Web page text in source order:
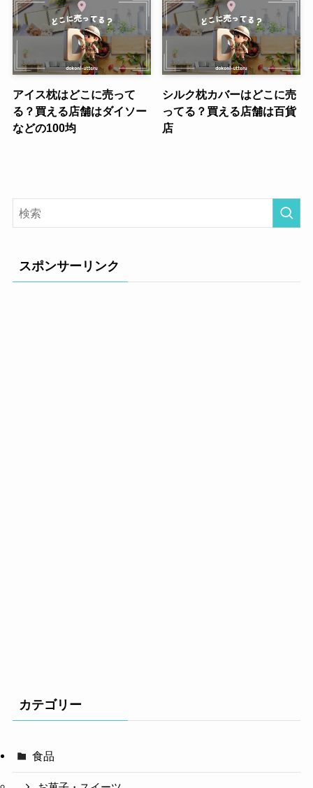
アイス枕はどこに売って
る？買える店舗はダイソー
などの100均
シルク枕カバーはどこに売
ってる？買える店舗は百貨
店
スポンサーリンク
カテゴリー
食品